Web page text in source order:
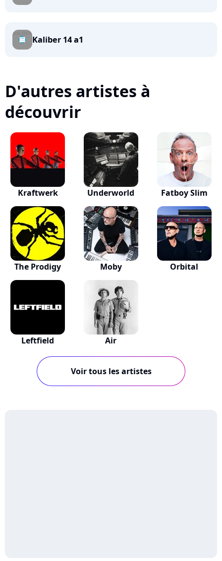
Kaliber 14 a1
D'autres artistes à
découvrir
Kraftwerk Underworld Fatboy Slim
The Prodigy Moby Orbital
Leftfield Air
Voir tous les artistes